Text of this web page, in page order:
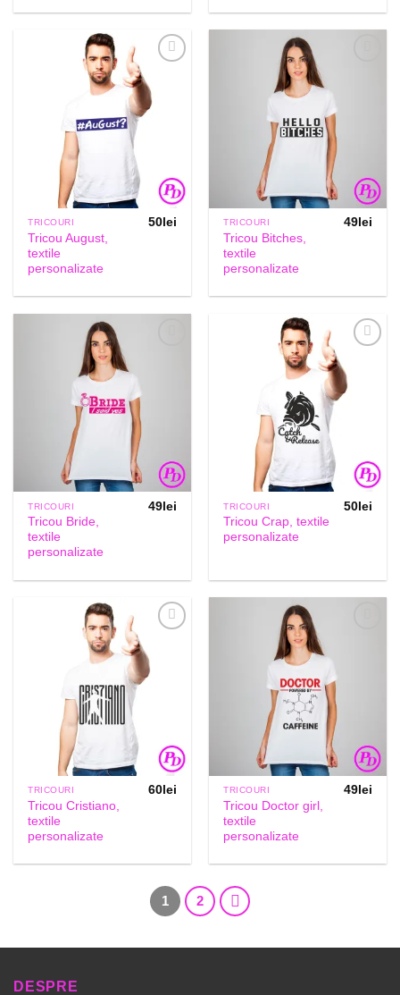
Wishlist
TRICOURI
Tricou August,
textile
personalizate
50lei TRICOURI
Tricou Bitches,
textile
personalizate
49lei
TRICOURI
Tricou Bride,
textile
personalizate
49lei
Wishlist
TRICOURI
Tricou Crap, textile
personalizate
50lei
Wishlist
TRICOURI
Tricou Cristiano,
textile
personalizate
60lei TRICOURI
Tricou Doctor girl,
textile
personalizate
49lei
1 2
DESPRE